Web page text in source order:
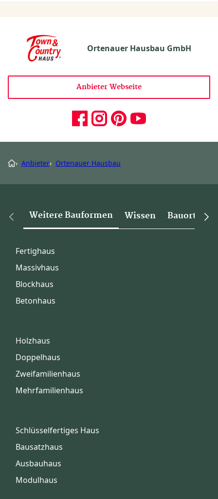
Ortenauer Hausbau GmbH
Anbieter Webseite
› Anbieter› Ortenauer Hausbau
Weitere Bauformen Wissen Bauorte
Fertighaus
Massivhaus
Blockhaus
Betonhaus
Holzhaus
Doppelhaus
Zweifamilienhaus
Mehrfamilienhaus
Schlüsselfertiges Haus
Bausatzhaus
Ausbauhaus
Modulhaus